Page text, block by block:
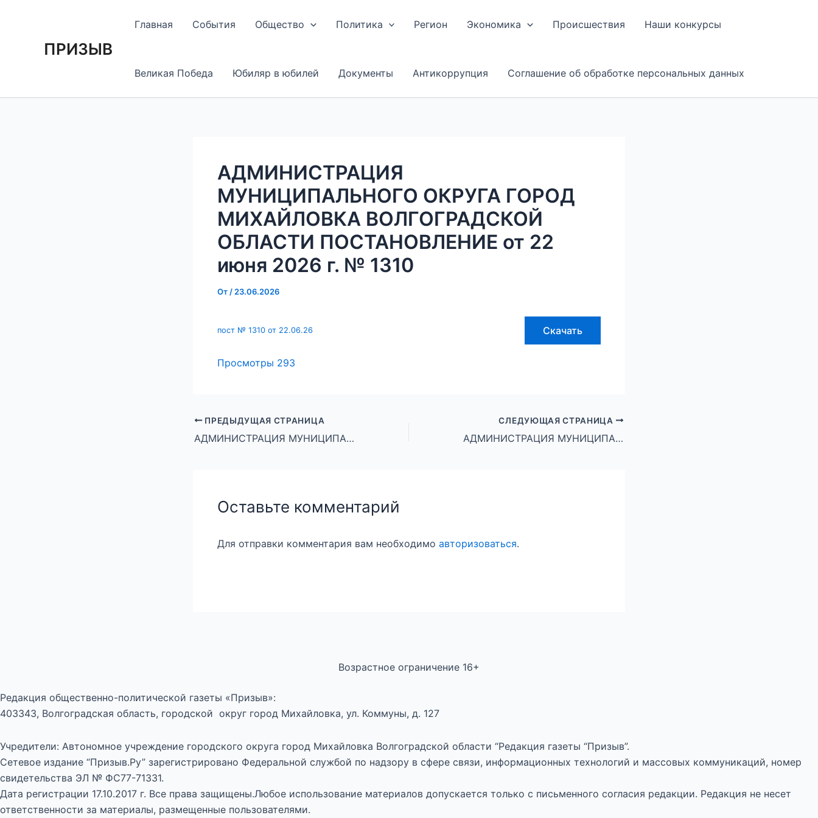
ПРИЗЫВ
Главная События Общество Политика Регион Экономика Происшествия Наши конкурсы
Великая Победа Юбиляр в юбилей Документы Антикоррупция Соглашение об обработке персональных данных
АДМИНИСТРАЦИЯ
МУНИЦИПАЛЬНОГО ОКРУГА ГОРОД
МИХАЙЛОВКА ВОЛГОГРАДСКОЙ
ОБЛАСТИ ПОСТАНОВЛЕНИЕ от 22
июня 2026 г. № 1310
От / 23.06.2026
пост № 1310 от 22.06.26 Скачать
Просмотры 293
по
ПРЕДЫДУЩАЯ СТРАНИЦА
АДМИНИСТРАЦИЯ МУНИЦИПАЛЬНОГО ОКРУГА ГОРОД МИХАЙЛОВКА ВОЛГОГРАДСКОЙ ОБЛАСТИ ПОСТАНОВЛЕНИЕ от 19 июня 2026 г. № 1300
СЛЕДУЮЩАЯ СТРАНИЦА
АДМИНИСТРАЦИЯ МУНИЦИПАЛЬНОГО ОКРУГА ГОРОД МИХАЙЛОВКА ВОЛГОГРАДСКОЙ ОБЛАСТИ ПОСТАНОВЛЕНИЕ от 23 июня 2026 г. № 1329
Оставьте комментарий
Для отправки комментария вам необходимо авторизоваться.
Возрастное ограничение 16+
Редакция общественно-политической газеты «Призыв»:
403343, Волгоградская область, городской округ город Михайловка, ул. Коммуны, д. 127
Учредители: Автономное учреждение городского округа город Михайловка Волгоградской области “Редакция газеты “Призыв”.
Сетевое издание “Призыв.Ру” зарегистрировано Федеральной службой по надзору в сфере связи, информационных технологий и массовых коммуникаций, номер
свидетельства ЭЛ № ФС77-71331.
Дата регистрации 17.10.2017 г. Все права защищены.Любое использование материалов допускается только с письменного согласия редакции. Редакция не несет
ответственности за материалы, размещенные пользователями.